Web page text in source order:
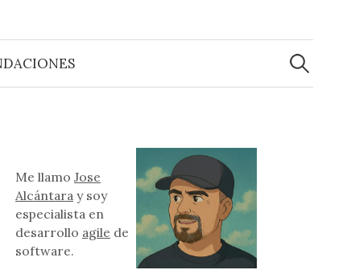
Buscar:
Me llamoJose
Alcántara y soy
especialista en
desarrollo agile de
software.